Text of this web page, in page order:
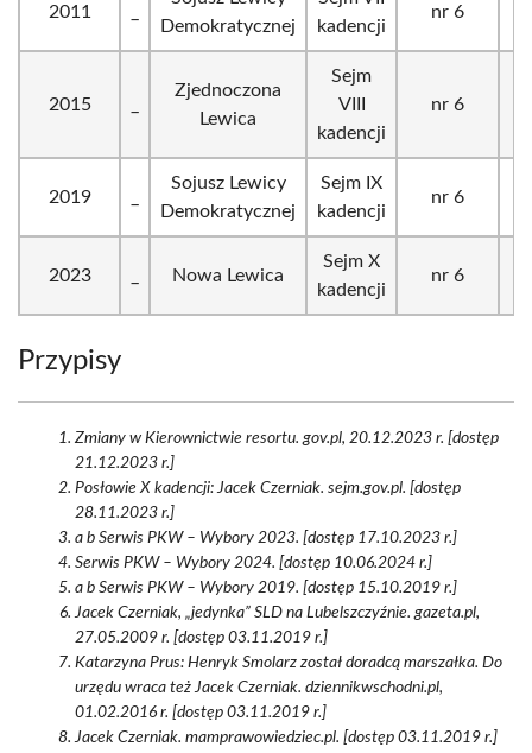
2011
Demokratycznej
kadencji
nr 6
2015
Zjednoczona
Lewica
Sejm
VIII
kadencji
nr 6
2019
Sojusz Lewicy
Demokratycznej
Sejm IX
kadencji
nr 6
2023 Nowa Lewica
Sejm X
kadencji
nr 6
Przypisy
Zmiany w Kierownictwie resortu. gov.pl, 20.12.2023 r. [dostęp
21.12.2023 r.]
Posłowie X kadencji: Jacek Czerniak. sejm.gov.pl. [dostęp
28.11.2023 r.]
a b Serwis PKW – Wybory 2023. [dostęp 17.10.2023 r.]
Serwis PKW – Wybory 2024. [dostęp 10.06.2024 r.]
a b Serwis PKW – Wybory 2019. [dostęp 15.10.2019 r.]
Jacek Czerniak, „jedynka” SLD na Lubelszczyźnie. gazeta.pl,
27.05.2009 r. [dostęp 03.11.2019 r.]
Katarzyna Prus: Henryk Smolarz został doradcą marszałka. Do
urzędu wraca też Jacek Czerniak. dziennikwschodni.pl,
01.02.2016 r. [dostęp 03.11.2019 r.]
Jacek Czerniak. mamprawowiedziec.pl. [dostęp 03.11.2019 r.]